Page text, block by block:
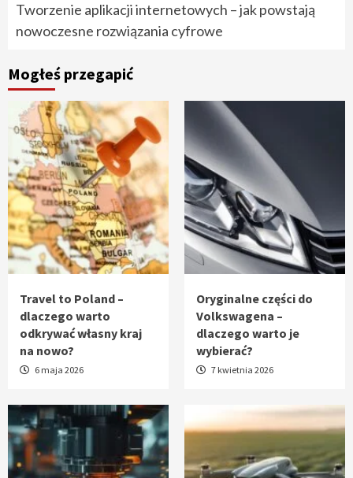
Tworzenie aplikacji internetowych – jak powstają
nowoczesne rozwiązania cyfrowe
Mogłeś przegapić
Travel to Poland –
dlaczego warto
odkrywać własny kraj
na nowo?
6 maja 2026
Oryginalne części do
Volkswagena –
dlaczego warto je
wybierać?
7 kwietnia 2026